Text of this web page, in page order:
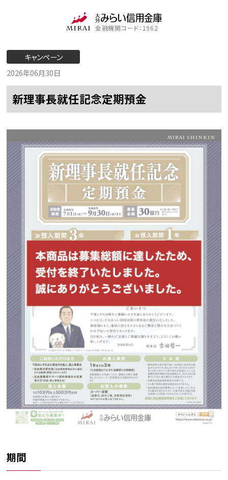
金融機関コード：1962
キャンペーン
2026年06月30日
新理事長就任記念定期預金
期間